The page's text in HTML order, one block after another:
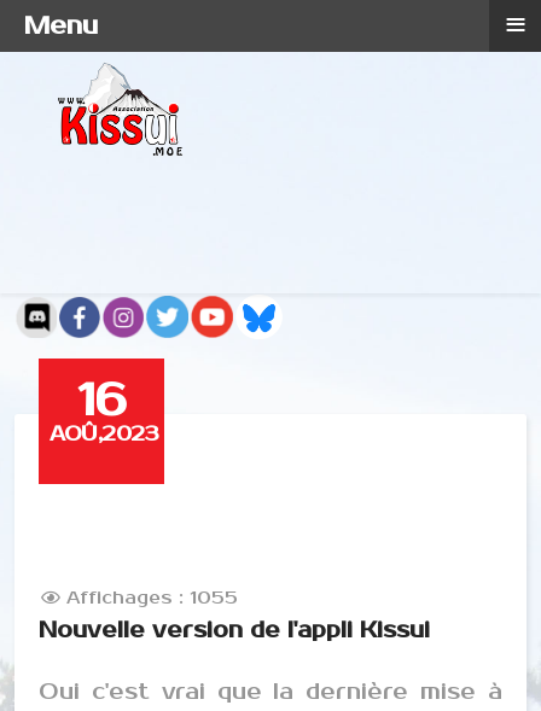
16
AOÛ,2023
Affichages : 1055
Nouvelle version de l'appli Kissui
Oui c'est vrai que la dernière mise à
Menu ≡